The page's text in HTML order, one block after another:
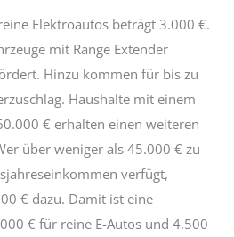
Elektroautos beträgt 3.000 €.
mit Range Extender
Hinzu kommen für bis zu
Haushalte mit einem
€ erhalten einen weiteren
über weniger als 45.000 € zu
verfügt,
€ dazu. Damit ist eine
€ für reine E-Autos und 4.500